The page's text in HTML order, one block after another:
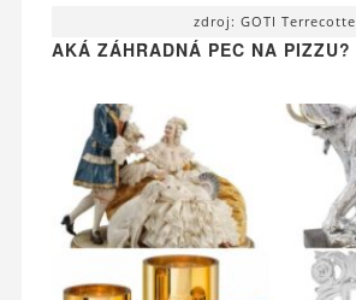
zdroj: GOTI Terrecotte
AKÁ ZÁHRADNÁ PEC NA PIZZU?